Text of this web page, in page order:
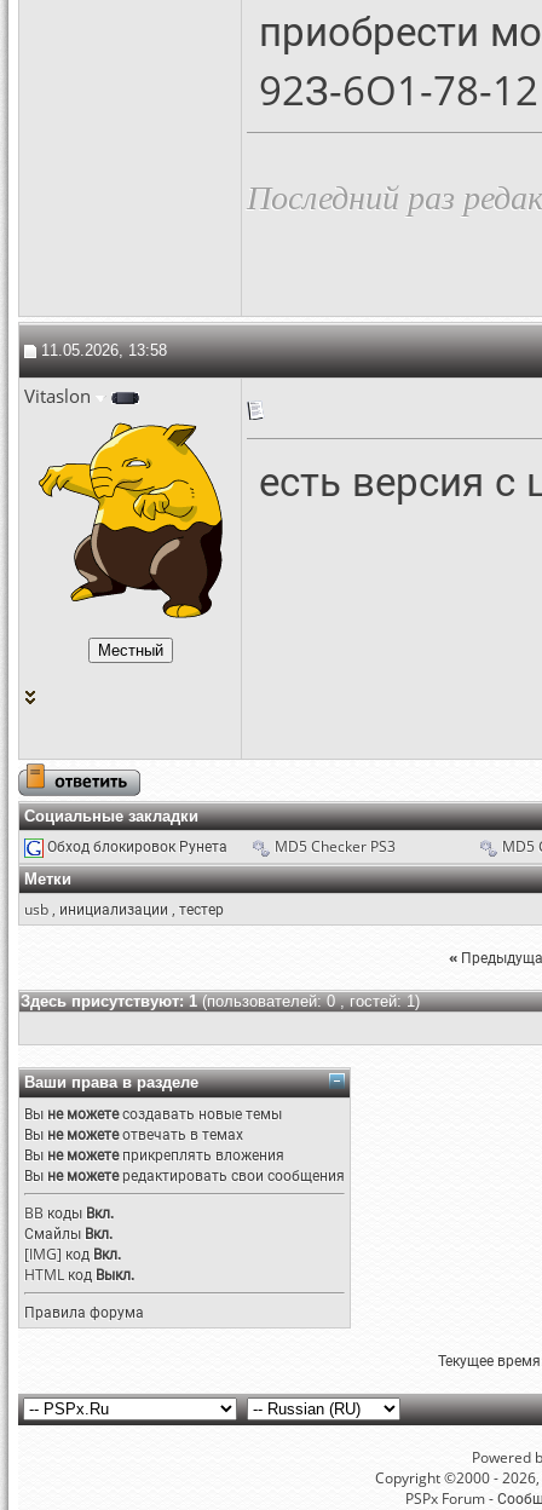
приобрести
92З-6O1-78-12
Последний раз
11.05.2026, 13:58
Vitaslon
есть версия
Социальные закладки
Обход блокировок Рунета MD5 Checker PS3 MD5
Метки
usb , инициализации , тестер
«
Здесь присутствуют: 1(пользователей: 0 , гостей: 1)
Ваши права в разделе
Вы не можетесоздавать новые темы
Вы не можетеотвечать в темах
Вы не можетеприкреплять вложения
Вы не можетередактировать свои сообщения
BB коды Вкл.
Смайлы Вкл.
[IMG] код Вкл.
HTML код Выкл.
Правила форума
Текущее
Powered
Copyright ©2000 -
PSPx Forum -